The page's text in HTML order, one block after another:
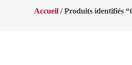
Accueil / Produits identifiés